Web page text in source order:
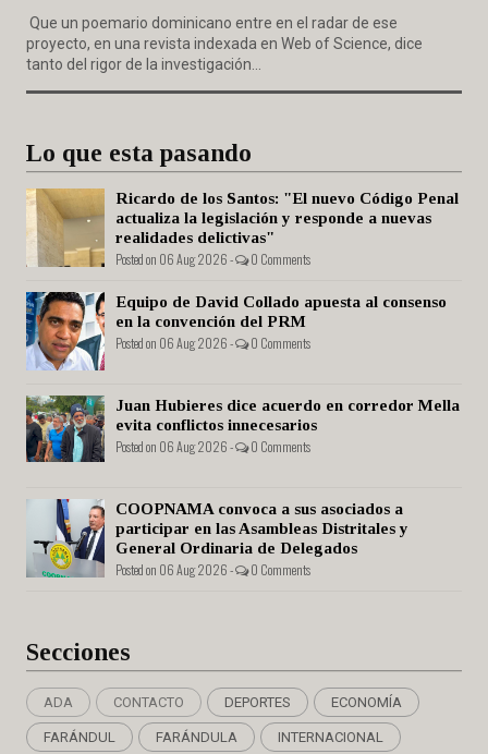
Que un poemario dominicano entre en el radar de ese
proyecto, en una revista indexada en Web of Science, dice
tanto del rigor de la investigación...
Lo que esta pasando
Ricardo de los Santos: "El nuevo Código Penal
actualiza la legislación y responde a nuevas
realidades delictivas"
Posted on 06 Aug 2026 - 0 Comments
Equipo de David Collado apuesta al consenso
en la convención del PRM
Posted on 06 Aug 2026 - 0 Comments
Juan Hubieres dice acuerdo en corredor Mella
evita conflictos innecesarios
Posted on 06 Aug 2026 - 0 Comments
COOPNAMA convoca a sus asociados a
participar en las Asambleas Distritales y
General Ordinaria de Delegados
Posted on 06 Aug 2026 - 0 Comments
Secciones
ADA CONTACTO DEPORTES ECONOMÍA
FARÁNDUL FARÁNDULA INTERNACIONAL